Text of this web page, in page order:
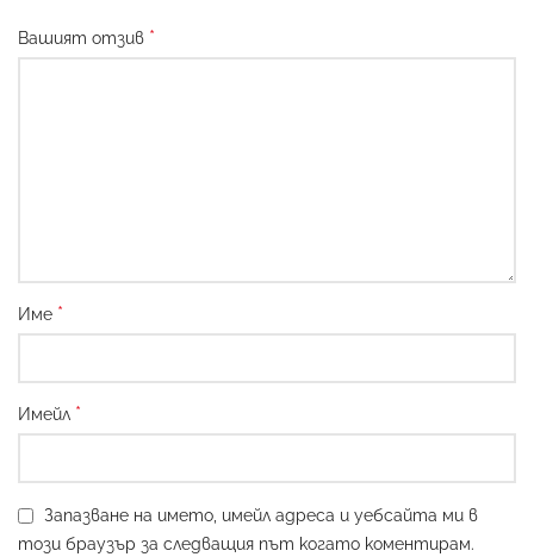
Вашият отзив *
Име *
Имейл *
Запазване на името, имейл адреса и уебсайта ми в
този браузър за следващия път когато коментирам.